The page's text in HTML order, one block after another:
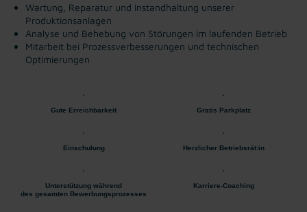
Wartung, Reparatur und Instandhaltung unserer
Produktionsanlagen
Analyse und Behebung von Störungen im laufenden Betrieb
Mitarbeit bei Prozessverbesserungen und technischen
Optimierungen
Gute Erreichbarkeit Gratis Parkplatz
Einschulung Herzlicher Betriebsrät:in
Unterstützung während
des gesamten Bewerbungsprozesses
Karriere-Coaching